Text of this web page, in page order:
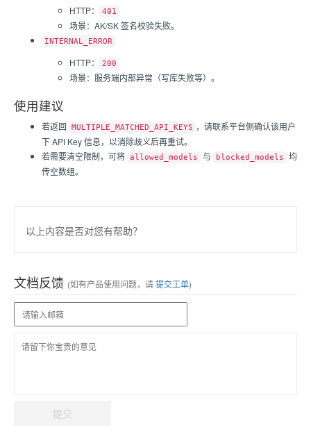
HTTP： 401
场景：AK/SK 签名校验失败。
INTERNAL_ERROR
HTTP： 200
场景：服务端内部异常（写库失败等）。
使用建议
若返回 MULTIPLE_MATCHED_API_KEYS ，请联系平台侧确认该用户
下 API Key 信息，以消除歧义后再重试。
若需要清空限制，可将 allowed_models 与 blocked_models
均
传空数组。
以上内容是否对您有帮助？
文档反馈 (如有产品使用问题，请提交工单)
提交